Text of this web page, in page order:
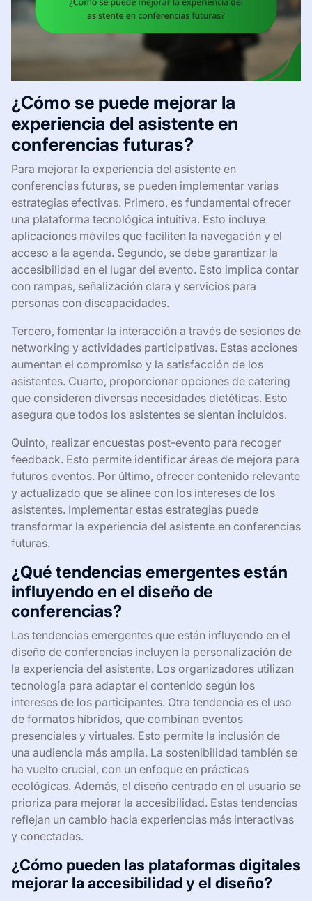
¿Cómo se puede mejorar la
experiencia del asistente en
conferencias futuras?
Para mejorar la experiencia del asistente en
conferencias futuras, se pueden implementar varias
estrategias efectivas. Primero, es fundamental ofrecer
una plataforma tecnológica intuitiva. Esto incluye
aplicaciones móviles que faciliten la navegación y el
acceso a la agenda. Segundo, se debe garantizar la
accesibilidad en el lugar del evento. Esto implica contar
con rampas, señalización clara y servicios para
personas con discapacidades.
Tercero, fomentar la interacción a través de sesiones de
networking y actividades participativas. Estas acciones
aumentan el compromiso y la satisfacción de los
asistentes. Cuarto, proporcionar opciones de catering
que consideren diversas necesidades dietéticas. Esto
asegura que todos los asistentes se sientan incluidos.
Quinto, realizar encuestas post-evento para recoger
feedback. Esto permite identificar áreas de mejora para
futuros eventos. Por último, ofrecer contenido relevante
y actualizado que se alinee con los intereses de los
asistentes. Implementar estas estrategias puede
transformar la experiencia del asistente en conferencias
futuras.
¿Qué tendencias emergentes están
influyendo en el diseño de
conferencias?
Las tendencias emergentes que están influyendo en el
diseño de conferencias incluyen la personalización de
la experiencia del asistente. Los organizadores utilizan
tecnología para adaptar el contenido según los
intereses de los participantes. Otra tendencia es el uso
de formatos híbridos, que combinan eventos
presenciales y virtuales. Esto permite la inclusión de
una audiencia más amplia. La sostenibilidad también se
ha vuelto crucial, con un enfoque en prácticas
ecológicas. Además, el diseño centrado en el usuario se
prioriza para mejorar la accesibilidad. Estas tendencias
reflejan un cambio hacia experiencias más interactivas
y conectadas.
¿Cómo pueden las plataformas digitales
mejorar la accesibilidad y el diseño?